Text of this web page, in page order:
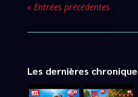
« Entrées précédentes
Les dernières